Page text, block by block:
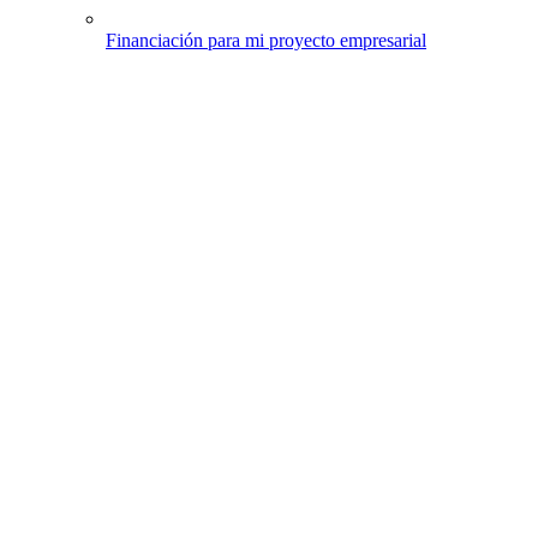
Financiación para mi proyecto empresarial